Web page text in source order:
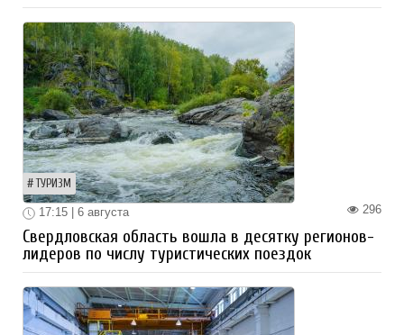
ТУРИЗМ
296
17:15 | 6 августа
Свердловская область вошла в десятку регионов-
лидеров по числу туристических поездок